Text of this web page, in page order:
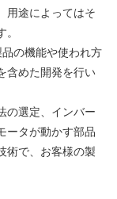
用途によってはそ
の機能や使われ方
含めた開発を行い
の選定、インバー
ータが動かす部品
術で、お客様の製